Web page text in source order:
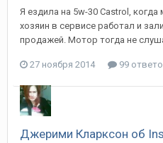
Я ездила на 5w-30 Castrol,
хозяин в сервисе работал и
продажей. Мотор тогда не
27 ноября 2014 99
Джерими Кларксон об